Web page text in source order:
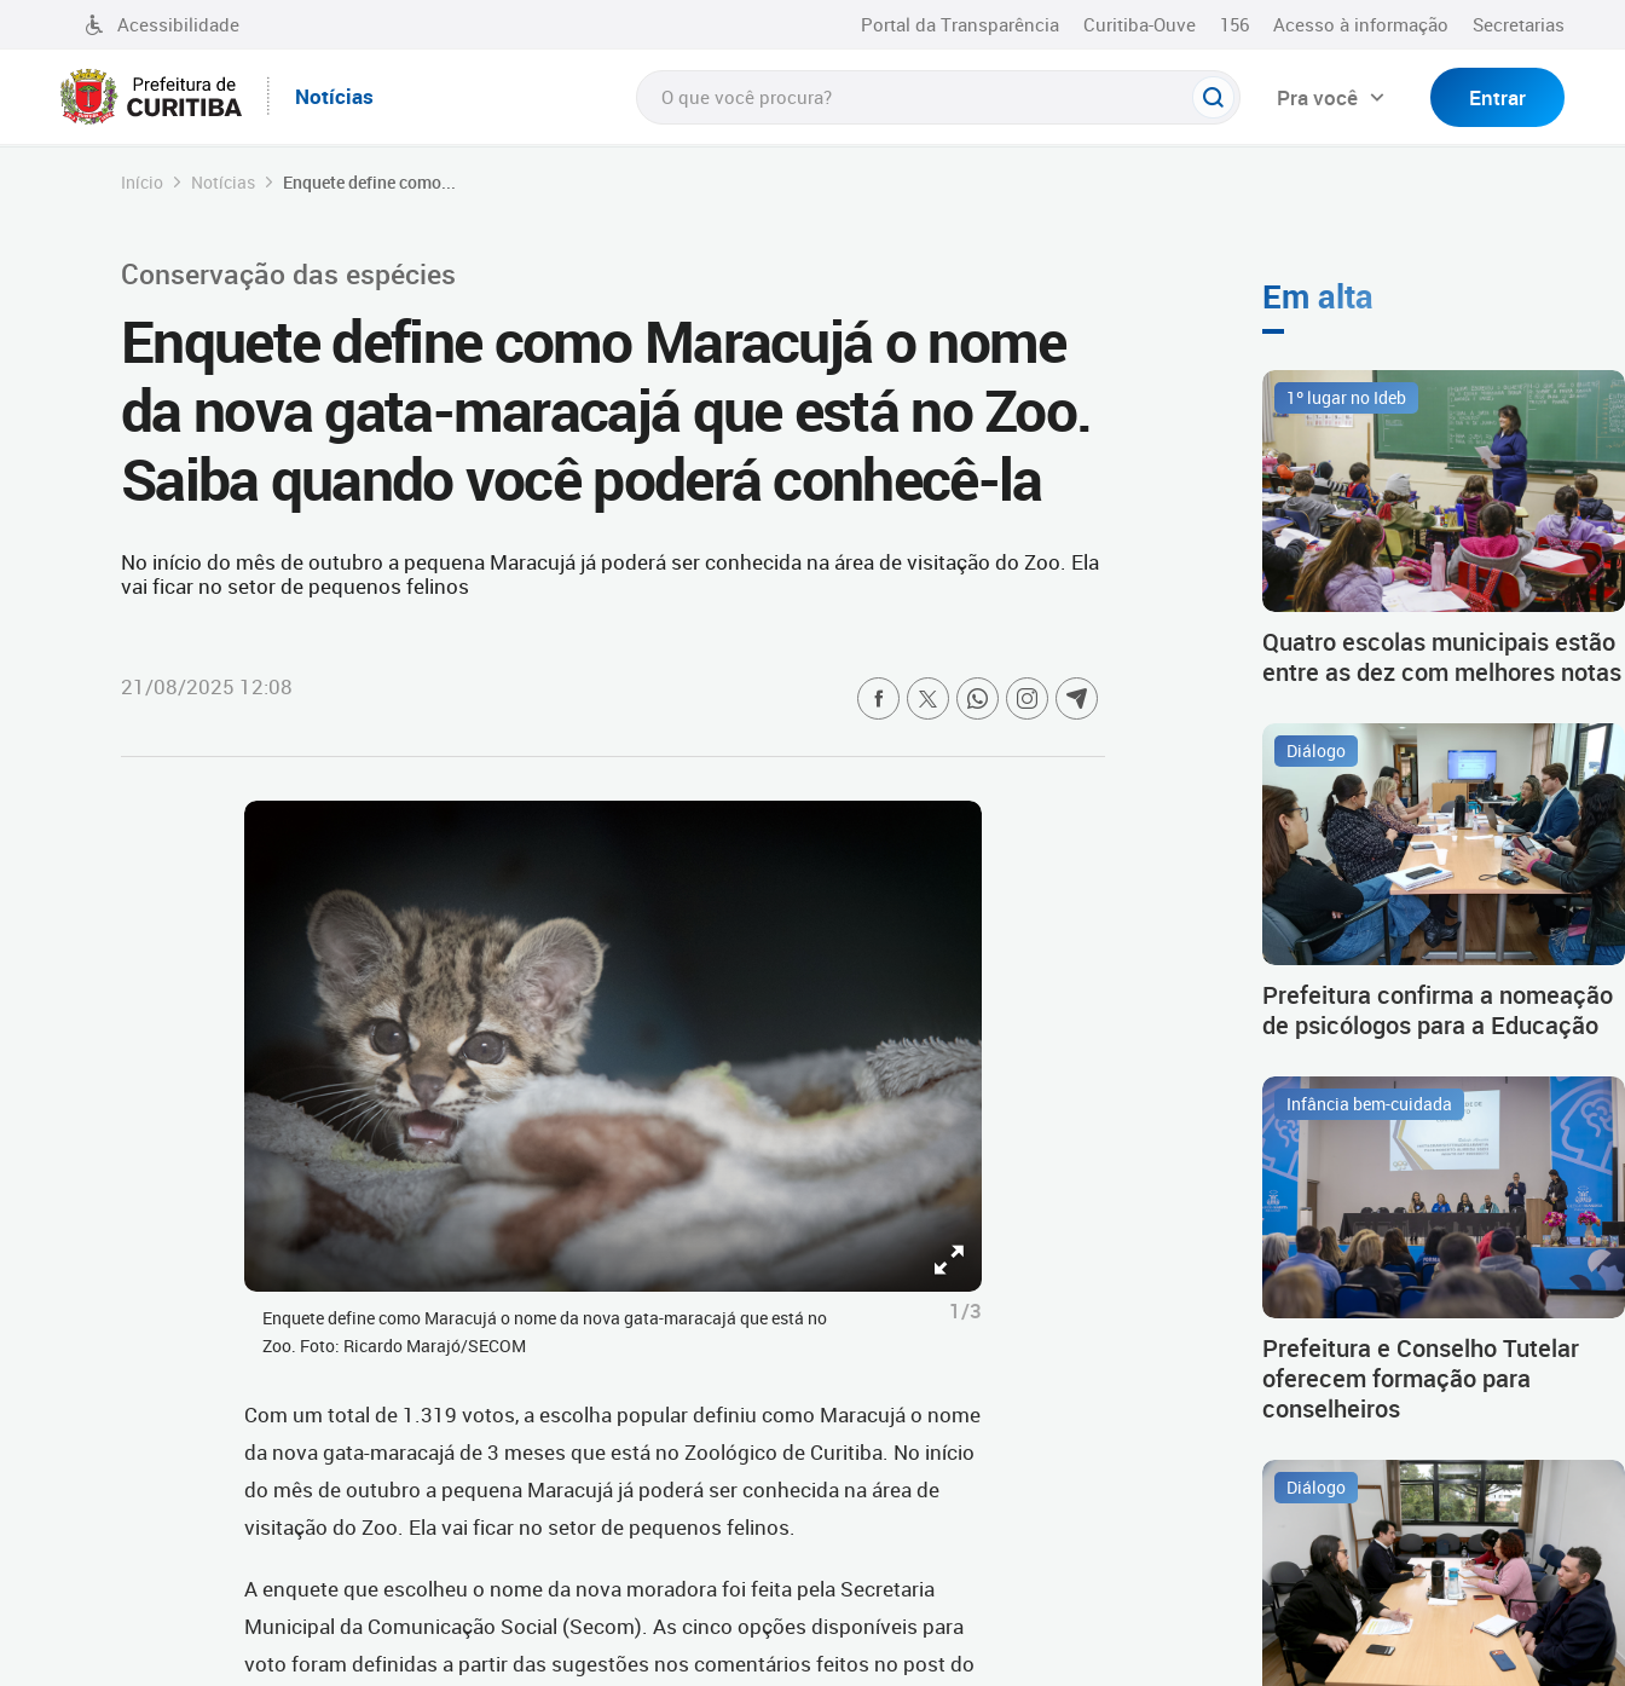
Acessibilidade Portal da Transparência Curitiba-Ouve 156 Acesso à informação Secretarias
Notícias Pra você Entrar
Início Notícias Enquete define como...
Conservação das espécies
Enquete define como Maracujá o nome
da nova gata-maracajá que está no Zoo.
Saiba quando você poderá conhecê-la
No início do mês de outubro a pequena Maracujá já poderá ser conhecida na área de visitação do Zoo. Ela
vai ficar no setor de pequenos felinos
21/08/2025 12:08
Enquete define como Maracujá o nome da nova gata-maracajá que está no
Zoo. Foto: Ricardo Marajó/SECOM
1/3
Com um total de 1.319 votos, a escolha popular definiu como Maracujá o nome
da nova gata-maracajá de 3 meses que está no Zoológico de Curitiba. No início
do mês de outubro a pequena Maracujá já poderá ser conhecida na área de
visitação do Zoo. Ela vai ficar no setor de pequenos felinos.
A enquete que escolheu o nome da nova moradora foi feita pela Secretaria
Municipal da Comunicação Social (Secom). As cinco opções disponíveis para
voto foram definidas a partir das sugestões nos comentários feitos no post do
Em alta
1º lugar no Ideb
Quatro escolas municipais estão
entre as dez com melhores notas
Diálogo
Prefeitura confirma a nomeação
de psicólogos para a Educação
Infância bem-cuidada
Prefeitura e Conselho Tutelar
oferecem formação para
conselheiros
Diálogo